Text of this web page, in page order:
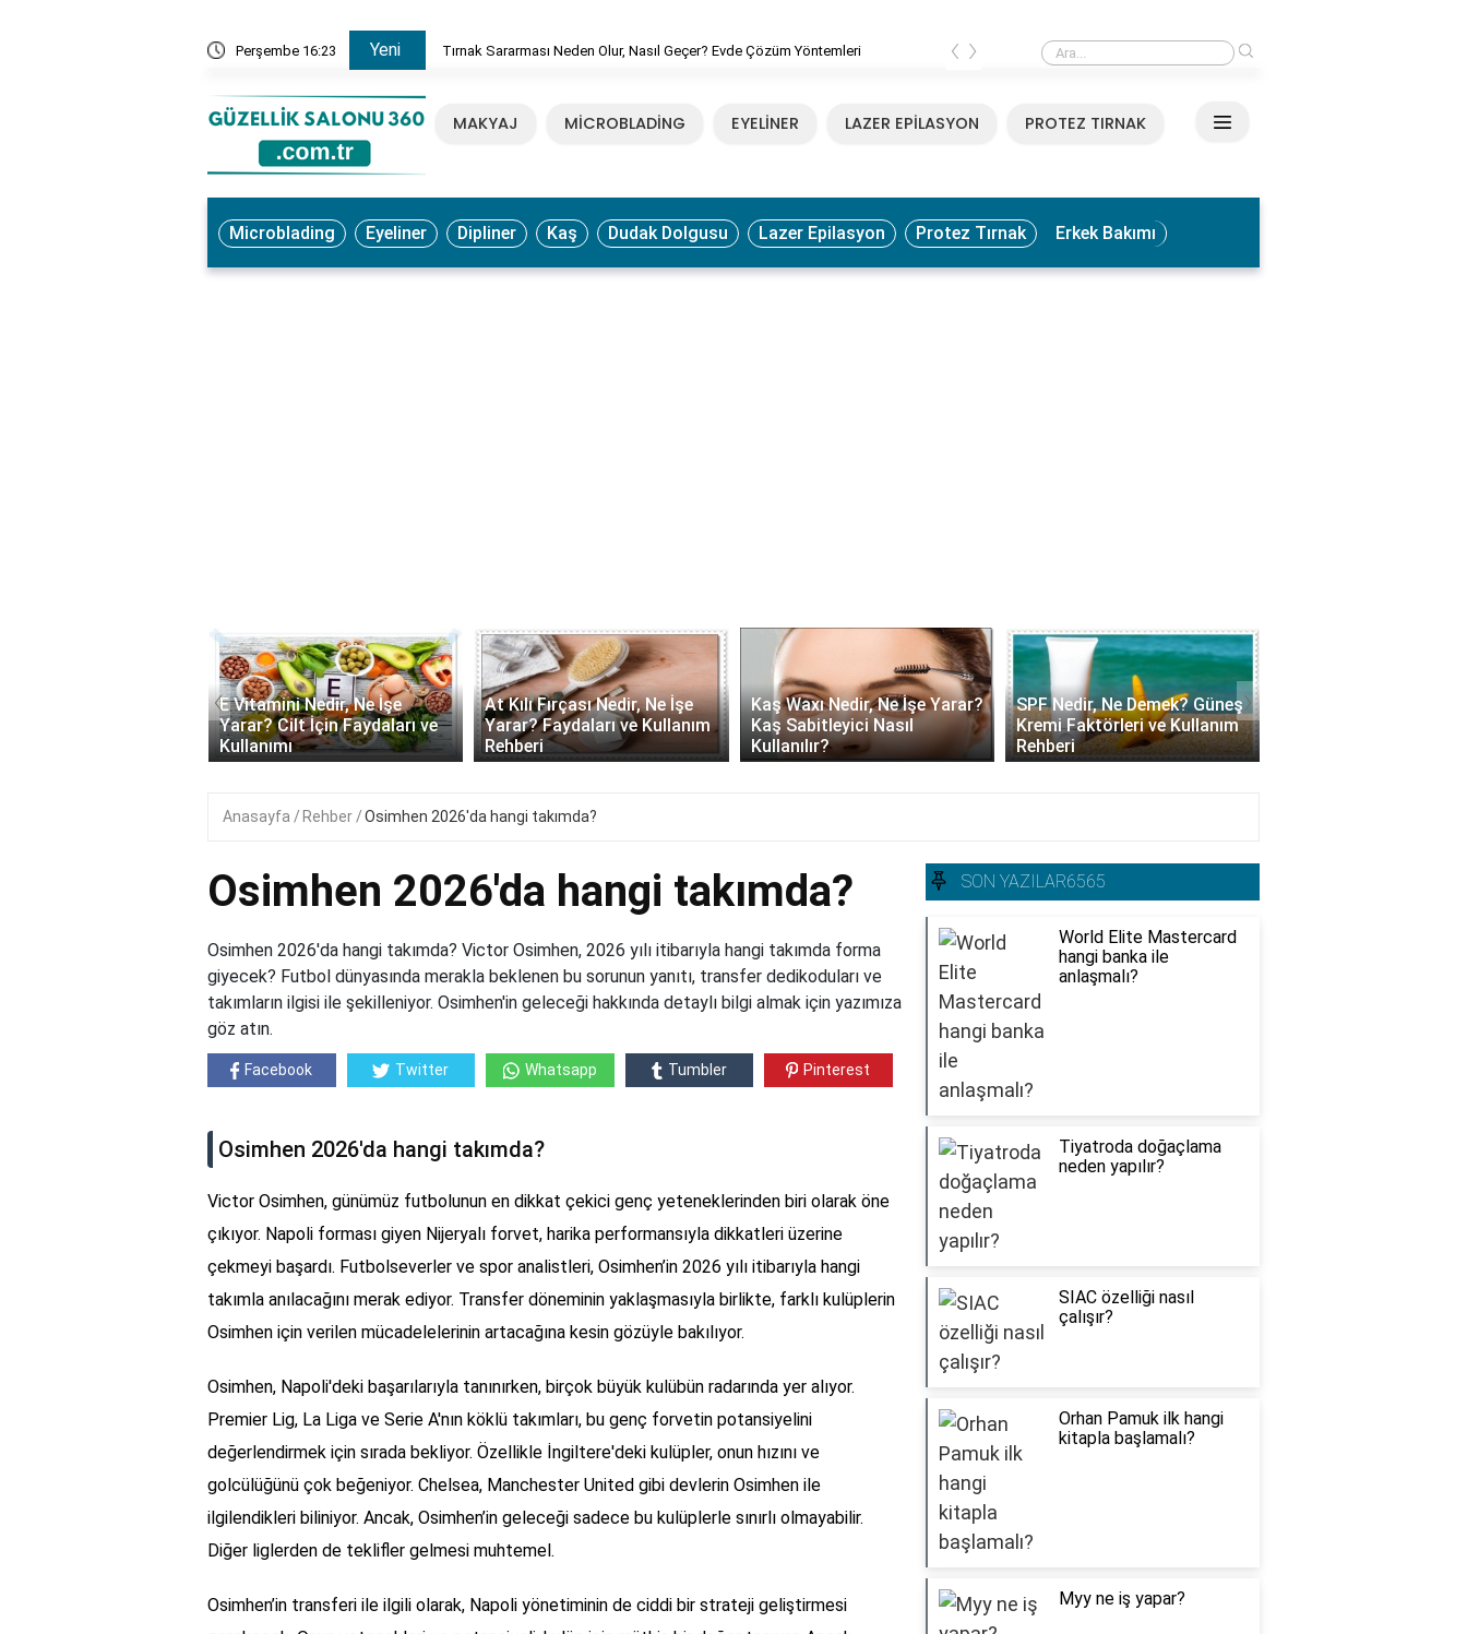
Perşembe 16:23 Yeni
Ne İşe Yarar? Faydaları ve Kullanım Yöntemleri Tırnak Sararması Neden Olur, Nasıl Geçer? Evde Çözüm Yöntemleri Medikal El ve Ayak Bakımı Nedir? Faydaları ve Uygulama Yöntemleri
‹ ›
MAKYAJ MİCROBLADİNG EYELİNER LAZER EPİLASYON PROTEZ TIRNAK
Microblading Eyeliner Dipliner Kaş Dudak Dolgusu Lazer Epilasyon Protez Tırnak Erkek Bakımı
E Vitamini Nedir, Ne İşe
Yarar? Cilt İçin Faydaları ve
Kullanımı
At Kılı Fırçası Nedir, Ne İşe
Yarar? Faydaları ve Kullanım
Rehberi
Kaş Waxı Nedir, Ne İşe Yarar?
Kaş Sabitleyici Nasıl
Kullanılır?
SPF Nedir, Ne Demek? Güneş
Kremi Faktörleri ve Kullanım
Rehberi
‹ ›
Anasayfa Rehber Osimhen 2026'da hangi takımda?
Osimhen 2026'da hangi takımda?
Osimhen 2026'da hangi takımda? Victor Osimhen, 2026 yılı itibarıyla hangi takımda forma
giyecek? Futbol dünyasında merakla beklenen bu sorunun yanıtı, transfer dedikoduları ve
takımların ilgisi ile şekilleniyor. Osimhen'in geleceği hakkında detaylı bilgi almak için yazımıza
göz atın.
Facebook Twitter Whatsapp Tumbler Pinterest
Osimhen 2026'da hangi takımda?
Victor Osimhen, günümüz futbolunun en dikkat çekici genç yeteneklerinden biri olarak öne
çıkıyor. Napoli forması giyen Nijeryalı forvet, harika performansıyla dikkatleri üzerine
çekmeyi başardı. Futbolseverler ve spor analistleri, Osimhen’in 2026 yılı itibarıyla hangi
takımla anılacağını merak ediyor. Transfer döneminin yaklaşmasıyla birlikte, farklı kulüplerin
Osimhen için verilen mücadelelerinin artacağına kesin gözüyle bakılıyor.
Osimhen, Napoli'deki başarılarıyla tanınırken, birçok büyük kulübün radarında yer alıyor.
Premier Lig, La Liga ve Serie A'nın köklü takımları, bu genç forvetin potansiyelini
değerlendirmek için sırada bekliyor. Özellikle İngiltere'deki kulüpler, onun hızını ve
golcülüğünü çok beğeniyor. Chelsea, Manchester United gibi devlerin Osimhen ile
ilgilendikleri biliniyor. Ancak, Osimhen’in geleceği sadece bu kulüplerle sınırlı olmayabilir.
Diğer liglerden de teklifler gelmesi muhtemel.
Osimhen’in transferi ile ilgili olarak, Napoli yönetiminin de ciddi bir strateji geliştirmesi
SON YAZILAR6565
World Elite Mastercard
hangi banka ile
anlaşmalı?
Tiyatroda doğaçlama
neden yapılır?
SIAC özelliği nasıl
çalışır?
Orhan Pamuk ilk hangi
kitapla başlamalı?
Myy ne iş yapar?